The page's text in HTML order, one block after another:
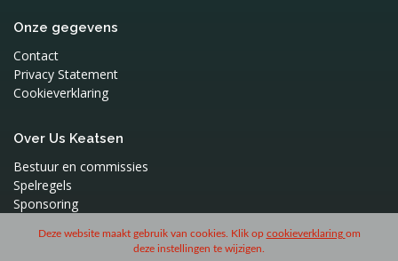
Deze website maakt gebruik van cookies. Klik op cookieverklaring om
deze instellingen te wijzigen.
Onze gegevens
Contact
Privacy Statement
Cookieverklaring
Over Us Keatsen
Bestuur en commissies
Spelregels
Sponsoring